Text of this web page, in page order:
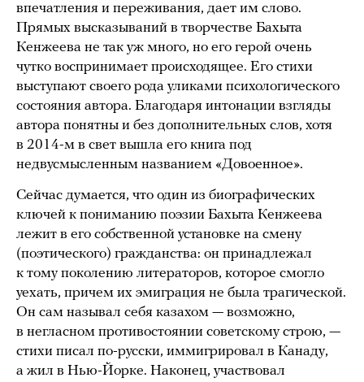
впечатления и переживания, дает им слово.
Прямых высказываний в творчестве Бахыта
Кенжеева не так уж много, но его герой очень
чутко воспринимает происходящее. Его стихи
выступают своего рода уликами психологического
состояния автора. Благодаря интонации взгляды
автора понятны и без дополнительных слов, хотя
в 2014-м в свет вышла его книга под
недвусмысленным названием «Довоенное».
Сейчас думается, что один из биографических
ключей к пониманию поэзии Бахыта Кенжеева
лежит в его собственной установке на смену
(поэтического) гражданства: он принадлежал
к тому поколению литераторов, которое смогло
уехать, причем их эмиграция не была трагической.
Он сам называл себя казахом — возможно,
в негласном противостоянии советскому строю, —
стихи писал по-русски, иммигрировал в Канаду,
а жил в Нью-Йорке. Наконец, участвовал